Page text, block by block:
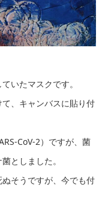
いたマスクです。
、キャンバスに貼り付
CoV-2）ですが、菌
としました。
そうですが、今でも付